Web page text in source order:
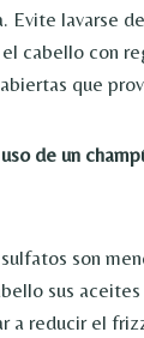
Evite lavarse
cabello con
que
de un
son
sus
a reducir el